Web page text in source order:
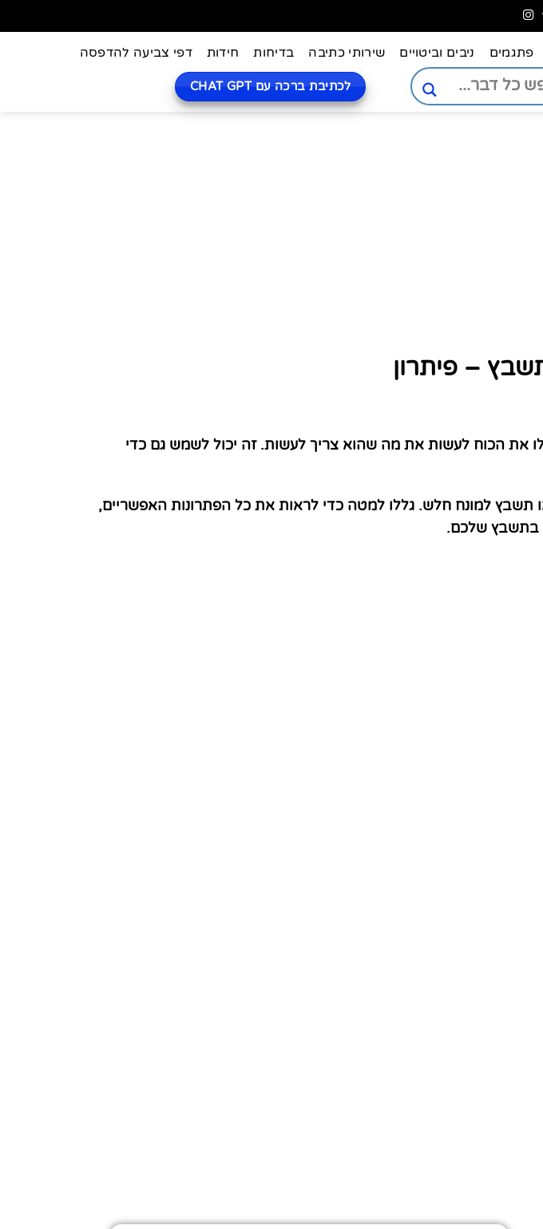
פתגמים ניבים וביטויים שירותי כתיבה בדיחות חידות דפי צביעה להדפסה
לכתיבת ברכה עם CHAT GPT
– פיתרון
את הכוח לעשות את מה שהוא צריך לעשות. זה יכול לשמש גם כדי
תשבץ למונח חלש. גללו למטה כדי לראות את כל הפתרונות האפשריים,
/ בתשבץ שלכם.